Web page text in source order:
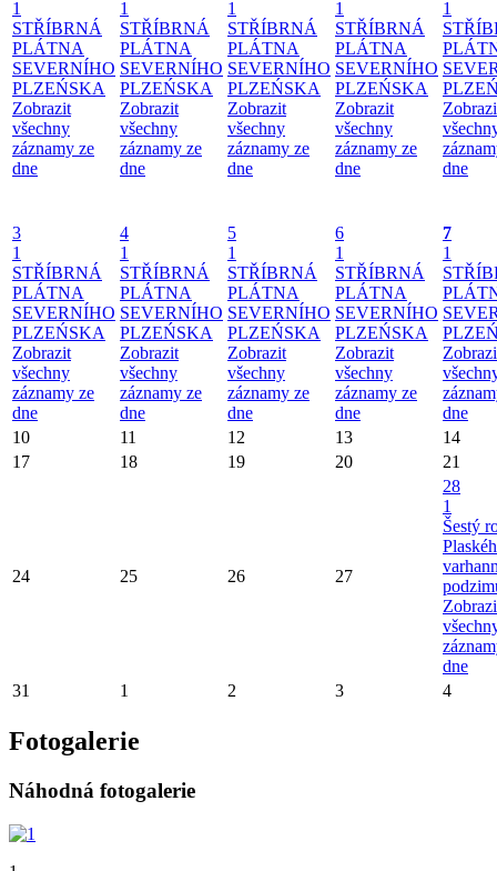
1
STŘÍBRNÁ
PLÁTNA
SEVERNÍHO
PLZEŃSKA
Zobrazit
všechny
záznamy ze
dne
1
STŘÍBRNÁ
PLÁTNA
SEVERNÍHO
PLZEŃSKA
Zobrazit
všechny
záznamy ze
dne
1
STŘÍBRNÁ
PLÁTNA
SEVERNÍHO
PLZEŃSKA
Zobrazit
všechny
záznamy ze
dne
1
STŘÍBRNÁ
PLÁTNA
SEVERNÍHO
PLZEŃSKA
Zobrazit
všechny
záznamy ze
dne
1
dne
3
1
STŘÍBRNÁ
PLÁTNA
SEVERNÍHO
PLZEŃSKA
Zobrazit
všechny
záznamy ze
dne
4
1
STŘÍBRNÁ
PLÁTNA
SEVERNÍHO
PLZEŃSKA
Zobrazit
všechny
záznamy ze
dne
5
1
STŘÍBRNÁ
PLÁTNA
SEVERNÍHO
PLZEŃSKA
Zobrazit
všechny
záznamy ze
dne
6
1
STŘÍBRNÁ
PLÁTNA
SEVERNÍHO
PLZEŃSKA
Zobrazit
všechny
záznamy ze
dne
7
1
dne
10
11 12 13
14
17
18 19 20 21
24 25 26 27
28
1
Šestý
dne
31
1 2 3 4
Fotogalerie
Náhodná fotogalerie